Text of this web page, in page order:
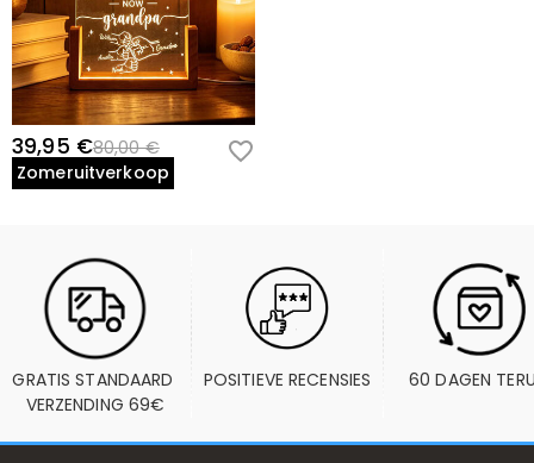
39,95 €80,00 €
Zomeruitverkoop
GRATIS STANDAARD
VERZENDING 69€
POSITIEVE RECENSIES 60 DAGEN